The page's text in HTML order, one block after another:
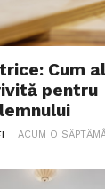
Cum
pentru
ACUM O